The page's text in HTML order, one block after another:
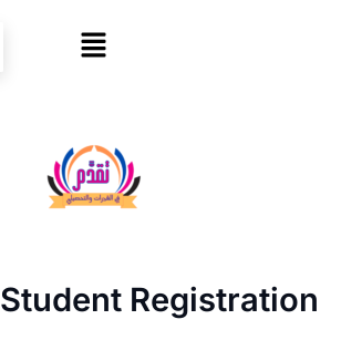
القائمة
Student Registration